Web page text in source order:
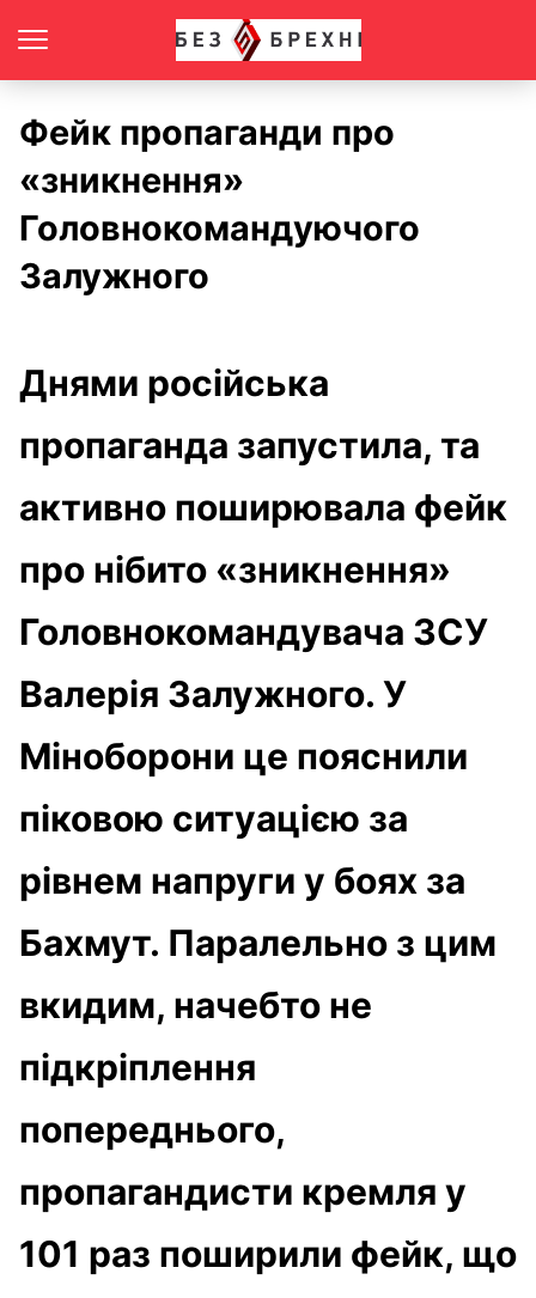
Фейк пропаганди про
«зникнення»
Головнокомандуючого
Залужного
Днями російська
пропаганда запустила, та
активно поширювала фейк
про нібито «зникнення»
Головнокомандувача ЗСУ
Валерія Залужного. У
Міноборони це пояснили
піковою ситуацією за
рівнем напруги у боях за
Бахмут. Паралельно з цим
вкидим, начебто не
підкріплення
попереднього,
пропагандисти кремля у
101 раз поширили фейк, що